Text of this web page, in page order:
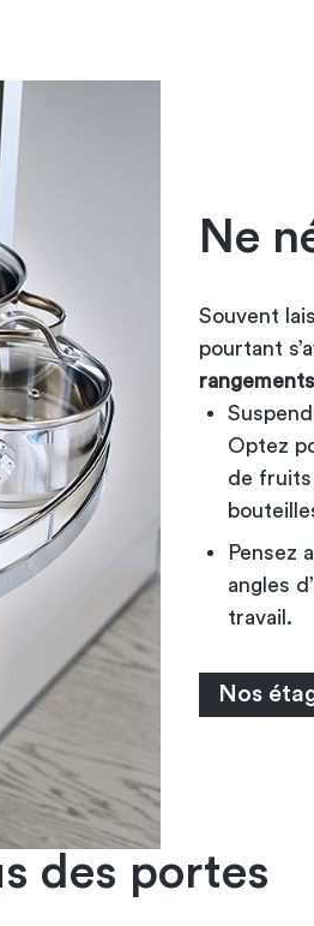
Ne
Souvent
pourtant
Optez
de fruits
Pensez
angles
travail .
Nos
des portes